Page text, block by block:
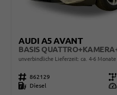
AUDI A5 AVANT
unverbindliche Lieferzeit: ca. 4-6 Monate
Fahrzeugnr. 862129 Getriebe
Kraftstoff
Diesel Leistung